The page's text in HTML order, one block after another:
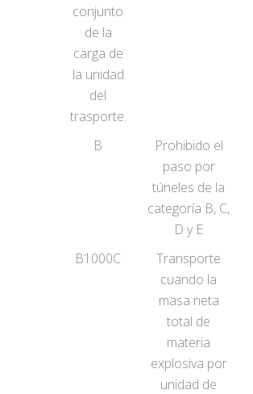
conjunto
de la
carga de
la unidad
del
trasporte.
B
Prohibido el
paso por
túneles de la
categoría B, C,
D y E
B1000C
Transporte
cuando la
masa neta
total de
materia
explosiva por
unidad de